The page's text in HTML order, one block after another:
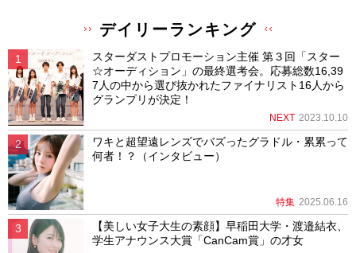
デイリーランキング
スターダストプロモーション主催 第３回「スター
☆オーディション」の最終選考会。応募総数16,39
7人の中から選び抜かれたファイナリスト16人から
グランプリが決定！
NEXT 2023.10.10
ワキと超望遠レンズでバズったグラドル・累累って
何者！？（インタビュー）
特集 2025.06.16
【美しい女子大生の素顔】早稲田大学・渡邉結衣、
学生アナウンス大賞「CanCam賞」の才女